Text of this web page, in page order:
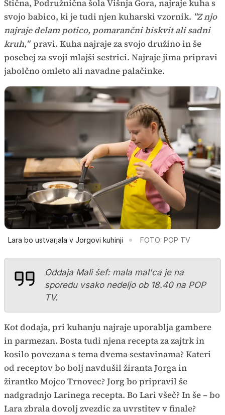
Stična, Podružnična šola Višnja Gora, najraje kuha s
svojo babico, ki je tudi njen kuharski vzornik. "Z njo
najraje delam potico, pomarančni biskvit ali sadni
kruh," pravi. Kuha najraje za svojo družino in še
posebej za svoji mlajši sestrici. Najraje jima pripravi
jabolčno omleto ali navadne palačinke.
Lara bo ustvarjala v Jorgovi kuhinji FOTO: POP TV
Oddaja Mali šef: mala mal'ca je na
sporedu vsako nedeljo ob 18.40 na POP
TV.
Kot dodaja, pri kuhanju najraje uporablja gambere
in parmezan. Bosta tudi njena recepta za zajtrk in
kosilo povezana s tema dvema sestavinama? Kateri
od receptov bo bolj navdušil žiranta Jorga in
žirantko Mojco Trnovec? Jorg bo pripravil še
nadgradnjo Larinega recepta. Bo Lari všeč? In še – bo
Lara zbrala dovolj zvezdic za uvrstitev v finale?